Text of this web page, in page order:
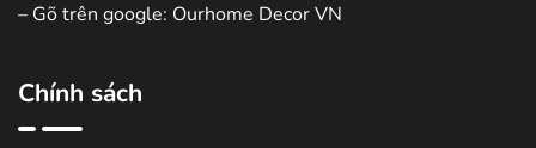
– Gõ trên google: Ourhome Decor VN
Chính sách